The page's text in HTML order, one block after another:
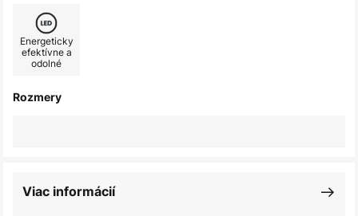
Energeticky
efektívne a
odolné
Rozmery
Viac informácií